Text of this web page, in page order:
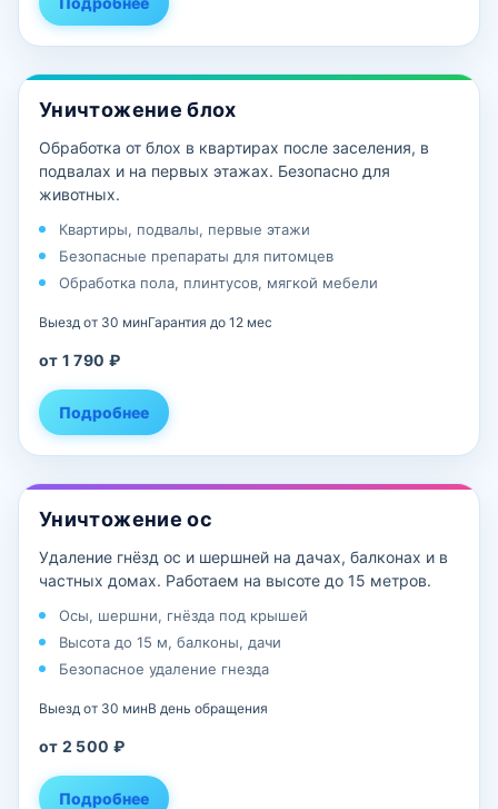
Уничтожение блох
Обработка от блох в квартирах после заселения, в
подвалах и на первых этажах. Безопасно для
животных.
Квартиры, подвалы, первые этажи
Безопасные препараты для питомцев
Обработка пола, плинтусов, мягкой мебели
Выезд от 30 минГарантия до 12 мес
от 1 790 ₽
Подробнее
Уничтожение ос
Удаление гнёзд ос и шершней на дачах, балконах и в
частных домах. Работаем на высоте до 15 метров.
Осы, шершни, гнёзда под крышей
Высота до 15 м, балконы, дачи
Безопасное удаление гнезда
Выезд от 30 минВ день обращения
от 2 500 ₽
Подробнее